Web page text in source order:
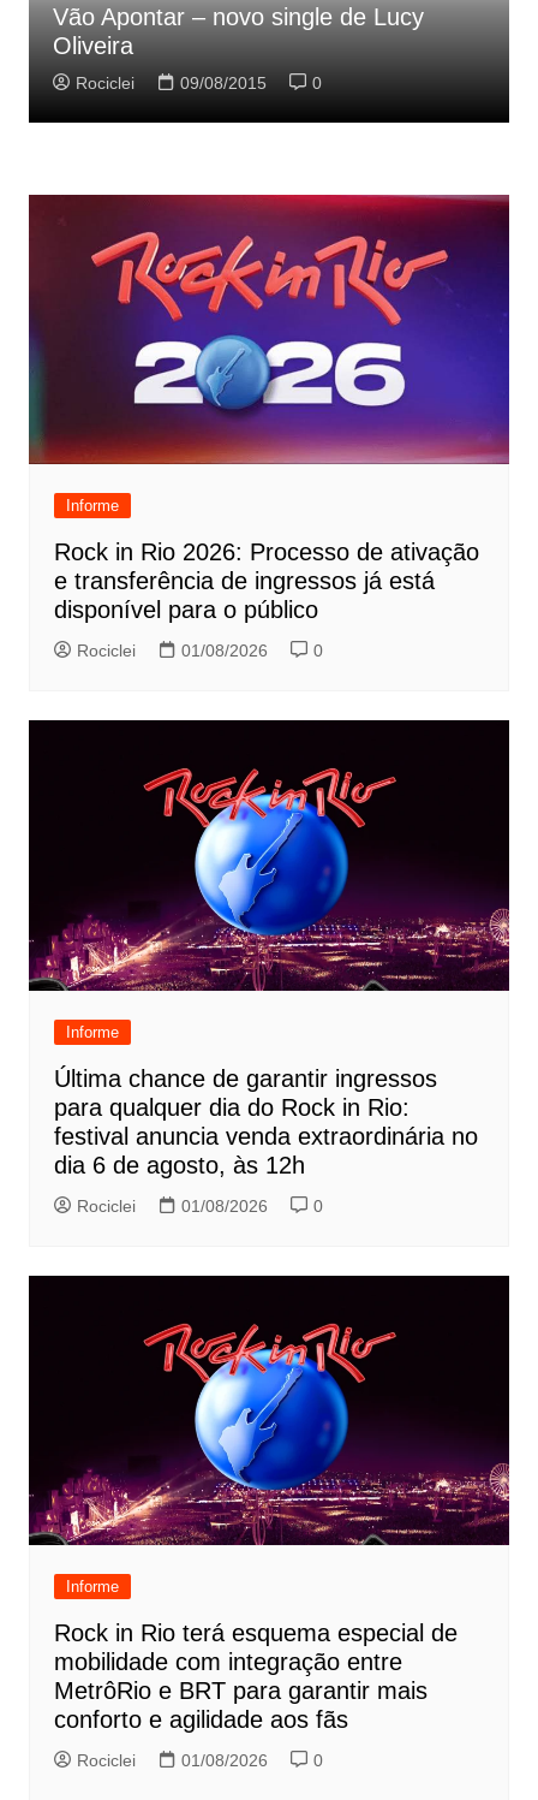
Vão Apontar – novo single de Lucy
Oliveira
Rociclei 09/08/2015 0
Informe
Rock in Rio 2026: Processo de ativação
e transferência de ingressos já está
disponível para o público
Rociclei 01/08/2026 0
Informe
Última chance de garantir ingressos
para qualquer dia do Rock in Rio:
festival anuncia venda extraordinária no
dia 6 de agosto, às 12h
Rociclei 01/08/2026 0
Informe
Rock in Rio terá esquema especial de
mobilidade com integração entre
MetrôRio e BRT para garantir mais
conforto e agilidade aos fãs
Rociclei 01/08/2026 0